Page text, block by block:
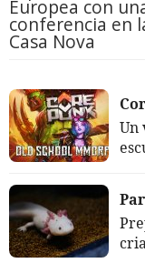
Europea con
conferencia en
Casa Nova
Un